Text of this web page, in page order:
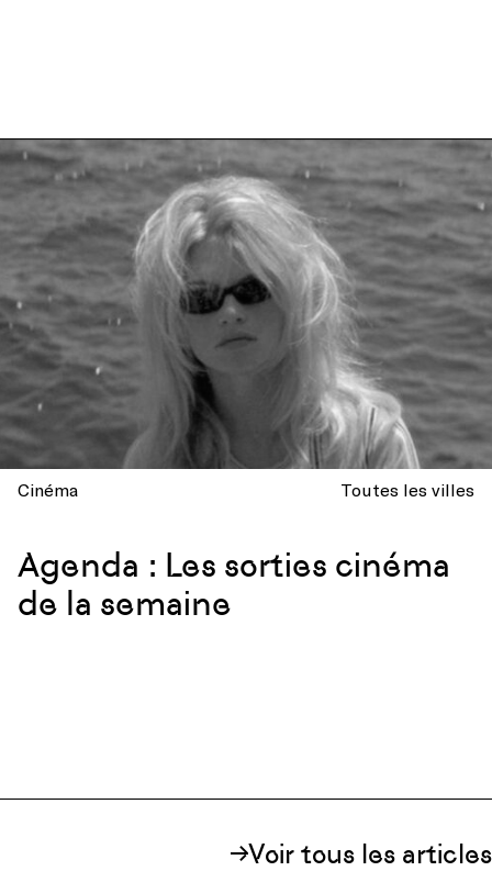
Cinéma Toutes les villes
Agenda : Les sorties cinéma
de la semaine
Voir tous les articles